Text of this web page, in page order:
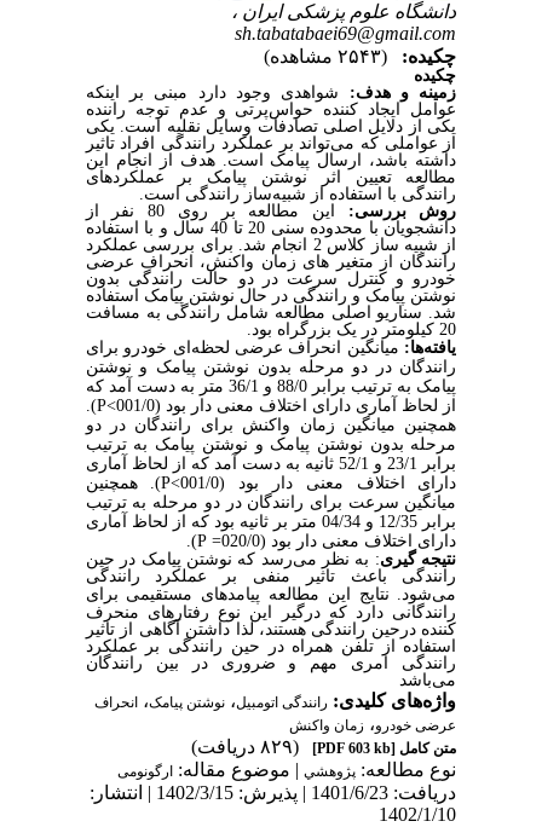
دانشگاه علوم پزشکی ایران ،
sh.tabatabaei69@gmail.com
چکیده:
(۲۵۴۳ مشاهده)
چکیده
زمینه و هدف: شواهدی وجود دارد مبنی بر اینکه
عوامل ایجاد کننده حواس‌پرتی و عدم توجه راننده
یکی از دلایل اصلی تصادفات وسایل نقلیه است. یکی
از عواملی که می‌تواند بر عملکرد رانندگی افراد تاثیر
داشته باشد، ارسال پیامک است. هدف از انجام این
مطالعه تعیین اثر نوشتن پیامک بر عملکردهای
رانندگی با استفاده از شبیه‌ساز رانندگی است.
روش بررسی:
این مطالعه بر روی 80 نفر از
دانشجویان با محدوده سنی 20 تا 40 سال و با استفاده
از شبیه ساز کلاس 2 انجام شد. برای بررسی عملکرد
رانندگان از متغیر های زمان واکنش، انحراف عرضی
خودرو و کنترل سرعت در دو حالت رانندگی بدون
نوشتن پیامک و رانندگی در حال نوشتن پیامک استفاده
شد. سناریو اصلی مطالعه شامل رانندگی به مسافت
20 کیلومتر در یک بزرگراه بود.
یافته‌ها: میانگین انحراف عرضی لحظه‌ای خودرو برای
رانندگان در دو مرحله بدون نوشتن پیامک و نوشتن
پیامک به ترتیب برابر 88/0 و 36/1 متر به دست آمد که
از لحاظ آماری دارای اختلاف معنی دار بود (001/0>
P
).
همچنین میانگین زمان واکنش برای رانندگان در دو
مرحله بدون نوشتن پیامک و نوشتن پیامک به ترتیب
برابر 23/1 و 52/1 ثانیه به دست آمد
که از لحاظ آماری
دارای اختلاف معنی دار بود (001/0>
P). همچنین
میانگین سرعت برای رانندگان در دو مرحله به ترتیب
برابر 12/35 و 04/34 متر بر ثانیه بود که از لحاظ آماری
دارای اختلاف معنی دار بود (020/0=
P
).
نتیجه گیری: به نظر می‌رسد که نوشتن پیامک در حین
رانندگی باعث تاثیر منفی بر عملکرد رانندگی
می‌شود. نتایج این مطالعه پیامدهای مستقیمی برای
رانندگانی دارد که درگیر این نوع رفتارهای منحرف
کننده درحین رانندگی هستند، لذا داشتن آگاهی از تاثیر
استفاده از تلفن همراه در حین رانندگی بر عملکرد
رانندگی امری مهم و ضروری در بین رانندگان
می‌باشد
واژه‌های کلیدی: رانندگی اتومبیل، نوشتن پیامک، انحراف
عرضی خودرو، زمان واکنش
متن کامل[PDF 603 kb]
(۸۲۹ دریافت)
نوع مطالعه: پژوهشي| موضوع مقاله: ارگونومی
دریافت: 1401/6/23 | پذیرش: 1402/3/15 | انتشار:
1402/1/10